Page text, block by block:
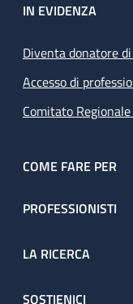
IN EVIDENZA
Diventa donatore
Accesso di
Comitato Regionale
COME FARE PER
PROFESSIONISTI
LA RICERCA
SOSTIENICI